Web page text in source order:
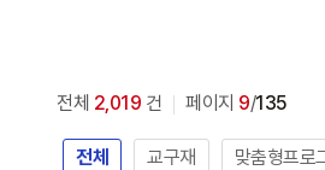
전체 2,019 건 페이지 9/135
전체 교구재 맞춤형프로